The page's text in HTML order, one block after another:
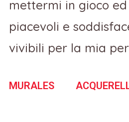
mettermi in gioco
piacevoli e
vivibili per la mia
MURALES